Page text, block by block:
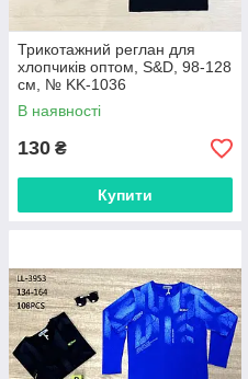
Трикотажний реглан для
хлопчиків оптом, S&D, 98-128
см, № KK-1036
В наявності
130 ₴
Купити